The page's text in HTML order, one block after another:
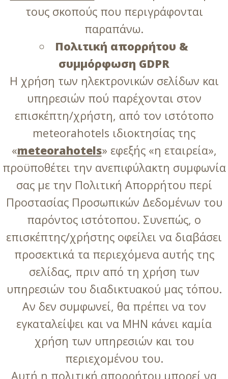
τους σκοπούς που περιγράφονται
παραπάνω.
Πολιτική απορρήτου &
συμμόρφωση GDPR
Η χρήση των ηλεκτρονικών σελίδων και
υπηρεσιών πού παρέχονται στον
επισκέπτη/χρήστη, από τον ιστότοπο
meteorahotels ιδιοκτησίας της
«meteorahotels» εφεξής «η εταιρεία»,
προϋποθέτει την ανεπιφύλακτη συμφωνία
σας με την Πολιτική Απορρήτου περί
Προστασίας Προσωπικών Δεδομένων του
παρόντος ιστότοπου. Συνεπώς, ο
επισκέπτης/χρήστης οφείλει να διαβάσει
προσεκτικά τα περιεχόμενα αυτής της
σελίδας, πριν από τη χρήση των
υπηρεσιών του διαδικτυακού μας τόπου.
Αν δεν συμφωνεί, θα πρέπει να τον
εγκαταλείψει και να ΜΗΝ κάνει καμία
χρήση των υπηρεσιών και του
περιεχομένου του.
Αυτή η πολιτική απορρήτου μπορεί να